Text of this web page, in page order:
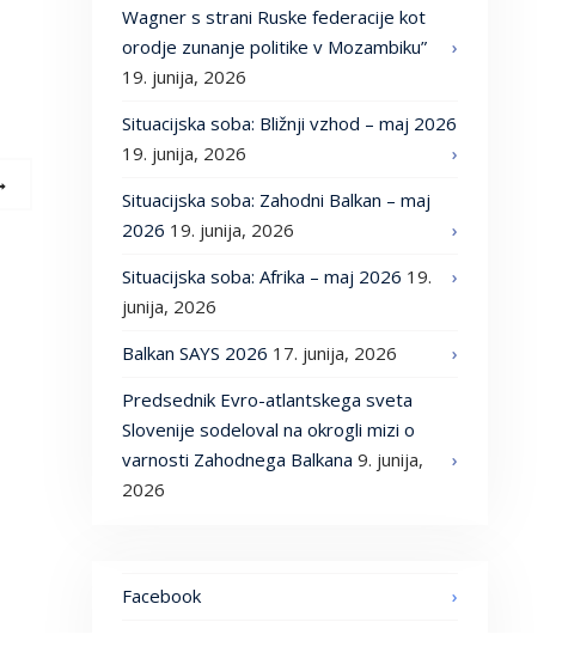
Wagner s strani Ruske federacije kot
orodje zunanje politike v Mozambiku”
19. junija, 2026
Situacijska soba: Bližnji vzhod – maj 2026
19. junija, 2026
Situacijska soba: Zahodni Balkan – maj
2026 19. junija, 2026
Situacijska soba: Afrika – maj 2026 19.
junija, 2026
Balkan SAYS 2026 17. junija, 2026
Predsednik Evro-atlantskega sveta
Slovenije sodeloval na okrogli mizi o
varnosti Zahodnega Balkana 9. junija,
2026
Facebook